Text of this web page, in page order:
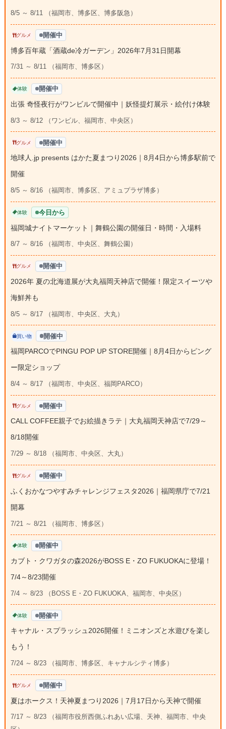
8/5 ～ 8/11 （福岡市、博多区、博多阪急）
グルメ 開催中
博多百年蔵「酒蔵de冷ガーデン」2026年7月31日開幕
7/31 ～ 8/11 （福岡市、博多区）
体験 開催中
出張 奇怪夜行がワンビルで開催中｜妖怪提灯展示・絵付け体験
8/3 ～ 8/12 （ワンビル、福岡市、中央区）
グルメ 開催中
地球人.jp presents はかた夏まつり2026｜8月4日から博多駅前で
開催
8/5 ～ 8/16 （福岡市、博多区、アミュプラザ博多）
体験 今日から
福岡城ナイトマーケット｜舞鶴公園の開催日・時間・入場料
8/7 ～ 8/16 （福岡市、中央区、舞鶴公園）
グルメ 開催中
2026年 夏の北海道展が大丸福岡天神店で開催！限定スイーツや
海鮮丼も
8/5 ～ 8/17 （福岡市、中央区、大丸）
買い物 開催中
福岡PARCOでPINGU POP UP STORE開催｜8月4日からピング
ー限定ショップ
8/4 ～ 8/17 （福岡市、中央区、福岡PARCO）
グルメ 開催中
CALL COFFEE親子でお絵描きラテ｜大丸福岡天神店で7/29～
8/18開催
7/29 ～ 8/18 （福岡市、中央区、大丸）
グルメ 開催中
ふくおかなつやすみチャレンジフェスタ2026｜福岡県庁で7/21
開幕
7/21 ～ 8/21 （福岡市、博多区）
体験 開催中
カブト・クワガタの森2026がBOSS E・ZO FUKUOKAに登場！
7/4～8/23開催
7/4 ～ 8/23 （BOSS E・ZO FUKUOKA、福岡市、中央区）
体験 開催中
キャナル・スプラッシュ2026開催！ミニオンズと水遊びを楽し
もう！
7/24 ～ 8/23 （福岡市、博多区、キャナルシティ博多）
グルメ 開催中
夏はホークス！天神夏まつり2026｜7月17日から天神で開催
7/17 ～ 8/23 （福岡市役所西側ふれあい広場、天神、福岡市、中央